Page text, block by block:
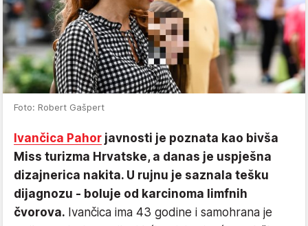
Foto: Robert Gašpert
Ivančica Pahor javnosti je poznata kao bivša
Miss turizma Hrvatske, a danas je uspješna
dizajnerica nakita. U rujnu je saznala tešku
dijagnozu - boluje od karcinoma limfnih
čvorova. Ivančica ima 43 godine i samohrana je